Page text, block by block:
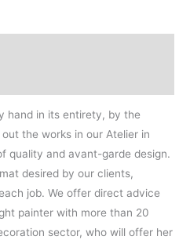
hand in its entirety, by the
the works in our Atelier in
quality and avant-garde design.
desired by our clients,
job. We offer direct advice
painter with more than 20
sector, who will offer her